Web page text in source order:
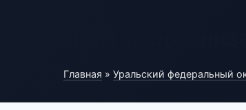
Главная » Уральский федеральный